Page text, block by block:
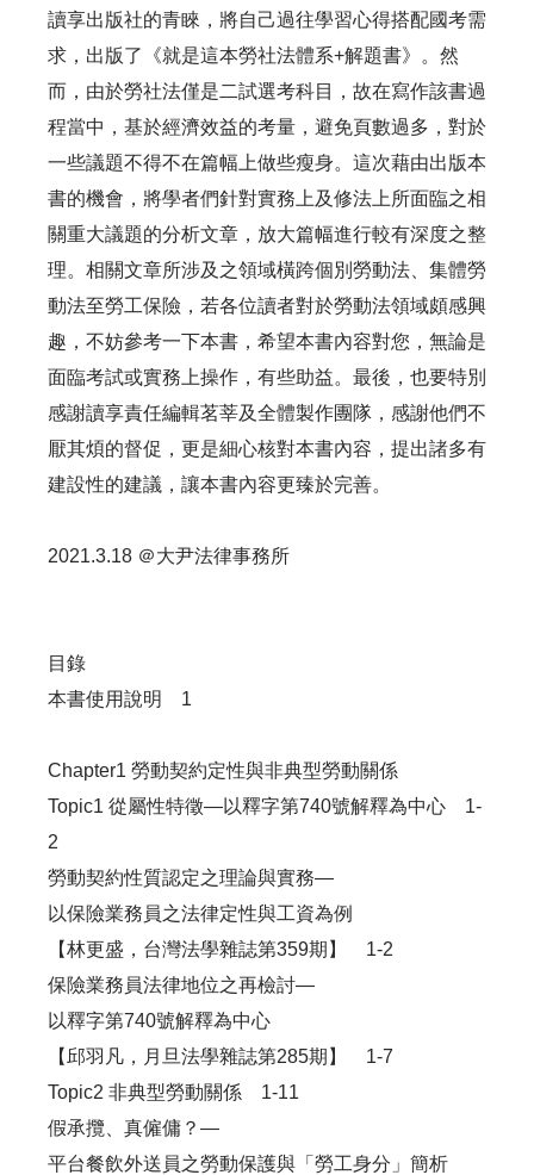
讀享出版社的青睞，將自己過往學習心得搭配國考需
求，出版了《就是這本勞社法體系+解題書》。然
而，由於勞社法僅是二試選考科目，故在寫作該書過
程當中，基於經濟效益的考量，避免頁數過多，對於
一些議題不得不在篇幅上做些瘦身。這次藉由出版本
書的機會，將學者們針對實務上及修法上所面臨之相
關重大議題的分析文章，放大篇幅進行較有深度之整
理。相關文章所涉及之領域橫跨個別勞動法、集體勞
動法至勞工保險，若各位讀者對於勞動法領域頗感興
趣，不妨參考一下本書，希望本書內容對您，無論是
面臨考試或實務上操作，有些助益。最後，也要特別
感謝讀享責任編輯茗莘及全體製作團隊，感謝他們不
厭其煩的督促，更是細心核對本書內容，提出諸多有
建設性的建議，讓本書內容更臻於完善。
2021.3.18 ＠大尹法律事務所
目錄
本書使用說明 1
Chapter1 勞動契約定性與非典型勞動關係
Topic1 從屬性特徵—以釋字第740號解釋為中心 1-
2
勞動契約性質認定之理論與實務—
以保險業務員之法律定性與工資為例
【林更盛，台灣法學雜誌第359期】 1-2
保險業務員法律地位之再檢討—
以釋字第740號解釋為中心
【邱羽凡，月旦法學雜誌第285期】 1-7
Topic2 非典型勞動關係 1-11
假承攬、真僱傭？—
平台餐飲外送員之勞動保護與「勞工身分」簡析